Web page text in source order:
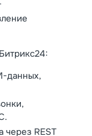
данных,
через REST